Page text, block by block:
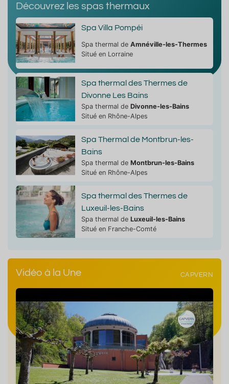
Découvrez les spas thermaux
Spa Villa Pompéi
Spa thermal de Amnéville-les-Thermes
Situé en Lorraine
Spa thermal des Thermes de
Divonne Les Bains
Spa thermal de Divonne-les-Bains
Situé en Rhône-Alpes
Spa Thermal de Montbrun-les-
Bains
Spa thermal de Montbrun-les-Bains
Situé en Rhône-Alpes
Spa thermal des Thermes de
Luxeuil-les-Bains
Spa thermal de Luxeuil-les-Bains
Situé en Franche-Comté
Vidéo à la Une CAPVERN